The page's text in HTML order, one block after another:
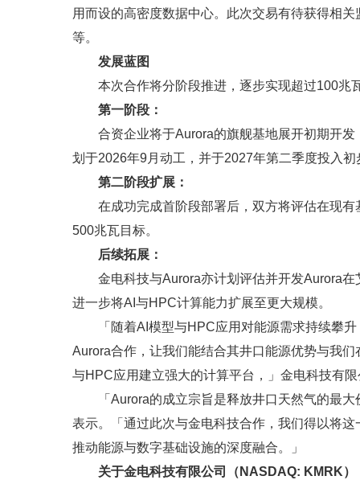
用而设的高密度数据中心。此次交易有待获得相
等。
发展蓝图
本次合作将分阶段推进，逐步实现超过100兆
第一阶段：
合资企业将于Aurora的旗舰基地展开初期开
划于2026年9月动工，并于2027年第二季度投入初
第二阶段扩展：
在成功完成首阶段部署后，双方将评估在现
500兆瓦目标。
后续拓展：
金电科技与Aurora亦计划评估并开发Aurora
进一步将AI与HPC计算能力扩展至更大规模。
「随着AI模型与HPC应用对能源需求持续攀
Aurora合作，让我们能结合其井口能源优势与我
与HPC应用建立强大的计算平台，」金电科技有
「Aurora的成立宗旨是释放井口天然气的最
表示。「通过此次与金电科技合作，我们得以将
推动能源与数字基础设施的深度融合。」
关于金电科技有限公司（NASDAQ: KMRK）